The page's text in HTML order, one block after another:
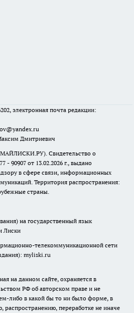
электронная почта редакции:
Дмитриевич
Свидетельство о
90907 от 13.02.2026 г., выдано
в сфере связи, информационных
Территория распространения:
страны.
на государственный язык
Лиски
телекоммуникационной сети
myliski.ru
на данном сайте, охраняется в
РФ об авторском праве и не
либо в какой бы то ни было форме, в
распространению, переработке не иначе